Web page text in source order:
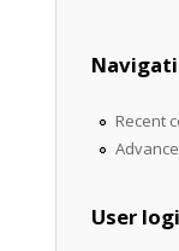
Recent
User